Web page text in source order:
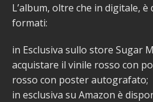
L’album, oltre che in digitale,
formati:
in Esclusiva sullo store Sugar
acquistare il vinile rosso con
rosso con poster autografato;
in esclusiva su Amazon è